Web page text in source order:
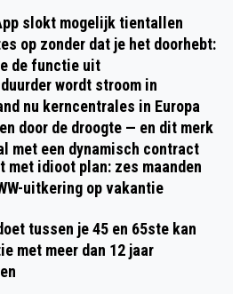
slokt mogelijk tientallen
op zonder dat je het doorhebt:
de functie uit
wordt stroom in
nu kerncentrales in Europa
door de droogte — en dit merk
met een dynamisch contract
met idioot plan: zes maanden
uitkering op vakantie
tussen je 45 en 65ste kan
met meer dan 12 jaar